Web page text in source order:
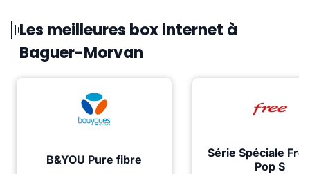
Les meilleures box internet à
Baguer-Morvan
B&YOU Pure fibre
Série Spéciale
Pop S